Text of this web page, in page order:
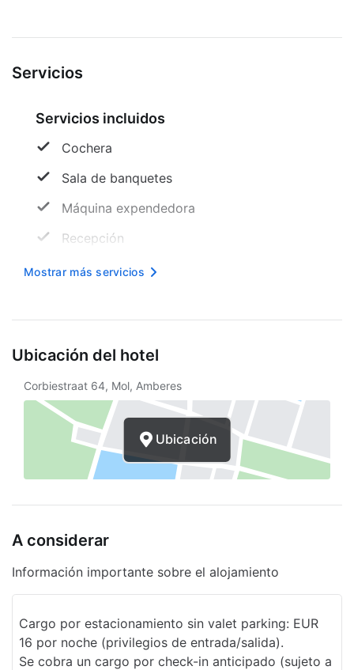
Servicios
Servicios incluidos
Cochera
Sala de banquetes
Máquina expendedora
Recepción
Taquillas
ruedas
Internet inalámbrico en cortesía
ruedas
Camino sin escaleras a la entrada
Aparcamiento accesible para sillas de
ruedas
Periódico gratuito
Asistencia turística
Desayuno buffet gratis
Sala con acceso para sillas de ruedas
Resguardo de equipaje
Desayuno gratis
Mostrar más servicios
Ubicación del hotel
Corbiestraat 64, Mol, Amberes
Ubicación
A considerar
Información importante sobre el alojamiento
Cargo por estacionamiento sin valet parking: EUR
16 por noche (privilegios de entrada/salida).
Se cobra un cargo por check-in anticipado (sujeto a